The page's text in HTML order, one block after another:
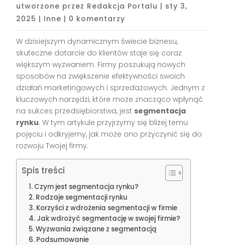
utworzone przez Redakcja Portalu | sty 3,
2025 | Inne | 0 komentarzy
W dzisiejszym dynamicznym świecie biznesu,
skuteczne dotarcie do klientów staje się coraz
większym wyzwaniem. Firmy poszukują nowych
sposobów na zwiększenie efektywności swoich
działań marketingowych i sprzedażowych. Jednym z
kluczowych narzędzi, które może znacząco wpłynąć
na sukces przedsiębiorstwa, jest segmentacja
rynku. W tym artykule przyjrzymy się bliżej temu
pojęciu i odkryjemy, jak może ono przyczynić się do
rozwoju Twojej firmy.
Spis treści
Czym jest segmentacja rynku?
Rodzaje segmentacji rynku
Korzyści z wdrożenia segmentacji w firmie
Jak wdrożyć segmentację w swojej firmie?
Wyzwania związane z segmentacją
Podsumowanie